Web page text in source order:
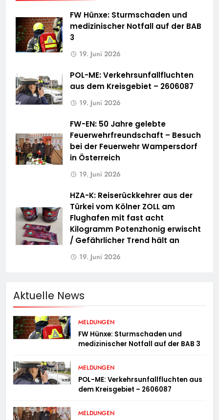
FW Hünxe: Sturmschaden und
medizinischer Notfall auf der BAB
3
19. Juni 2026
POL-ME: Verkehrsunfallfluchten
aus dem Kreisgebiet – 2606087
19. Juni 2026
FW-EN: 50 Jahre gelebte
Feuerwehrfreundschaft – Besuch
bei der Feuerwehr Wampersdorf
in Österreich
19. Juni 2026
HZA-K: Reiserückkehrer aus der
Türkei vom Kölner ZOLL am
Flughafen mit fast acht
Kilogramm Potenzhonig erwischt
/ Gefährlicher Trend hält an
19. Juni 2026
Aktuelle News
MELDUNGEN
FW Hünxe: Sturmschaden und
medizinischer Notfall auf der BAB 3
MELDUNGEN
POL-ME: Verkehrsunfallfluchten aus
dem Kreisgebiet – 2606087
MELDUNGEN